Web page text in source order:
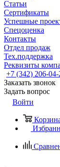
Статьи
Сертификаты
Успешные
Спецоценка
Контакты
Отдел продаж
Тех.поддержка
Реквизиты
+7 (342) 206-04-
Заказать звонок
Задать вопрос
Войти